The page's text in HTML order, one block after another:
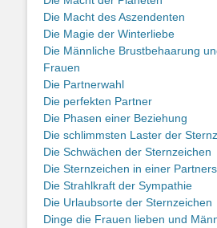
Die Macht des Aszendenten
Die Magie der Winterliebe
Die Männliche Brustbehaarung
Frauen
Die Partnerwahl
Die perfekten Partner
Die Phasen einer Beziehung
Die schlimmsten Laster der
Die Schwächen der Sternzeichen
Die Sternzeichen in einer
Die Strahlkraft der Sympathie
Die Urlaubsorte der Sternzeichen
Dinge die Frauen lieben und